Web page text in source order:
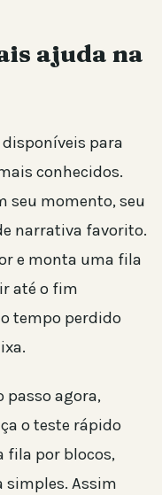
ajuda na
para
conhecidos.
seu momento, seu
narrativa favorito.
e monta uma fila
até o fim
tempo perdido
passo agora,
o teste rápido
fila por blocos,
Assim